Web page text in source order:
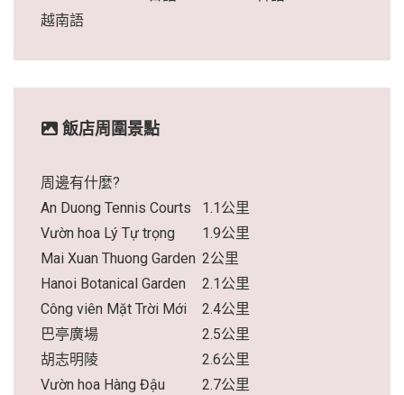
越南語
飯店周圍景點
周邊有什麼?
An Duong Tennis Courts
1.1公里
Vườn hoa Lý Tự trọng
1.9公里
Mai Xuan Thuong Garden 2公里
Hanoi Botanical Garden
2.1公里
Công viên Mặt Trời Mới
2.4公里
巴亭廣場
2.5公里
胡志明陵
2.6公里
Vườn hoa Hàng Đậu
2.7公里